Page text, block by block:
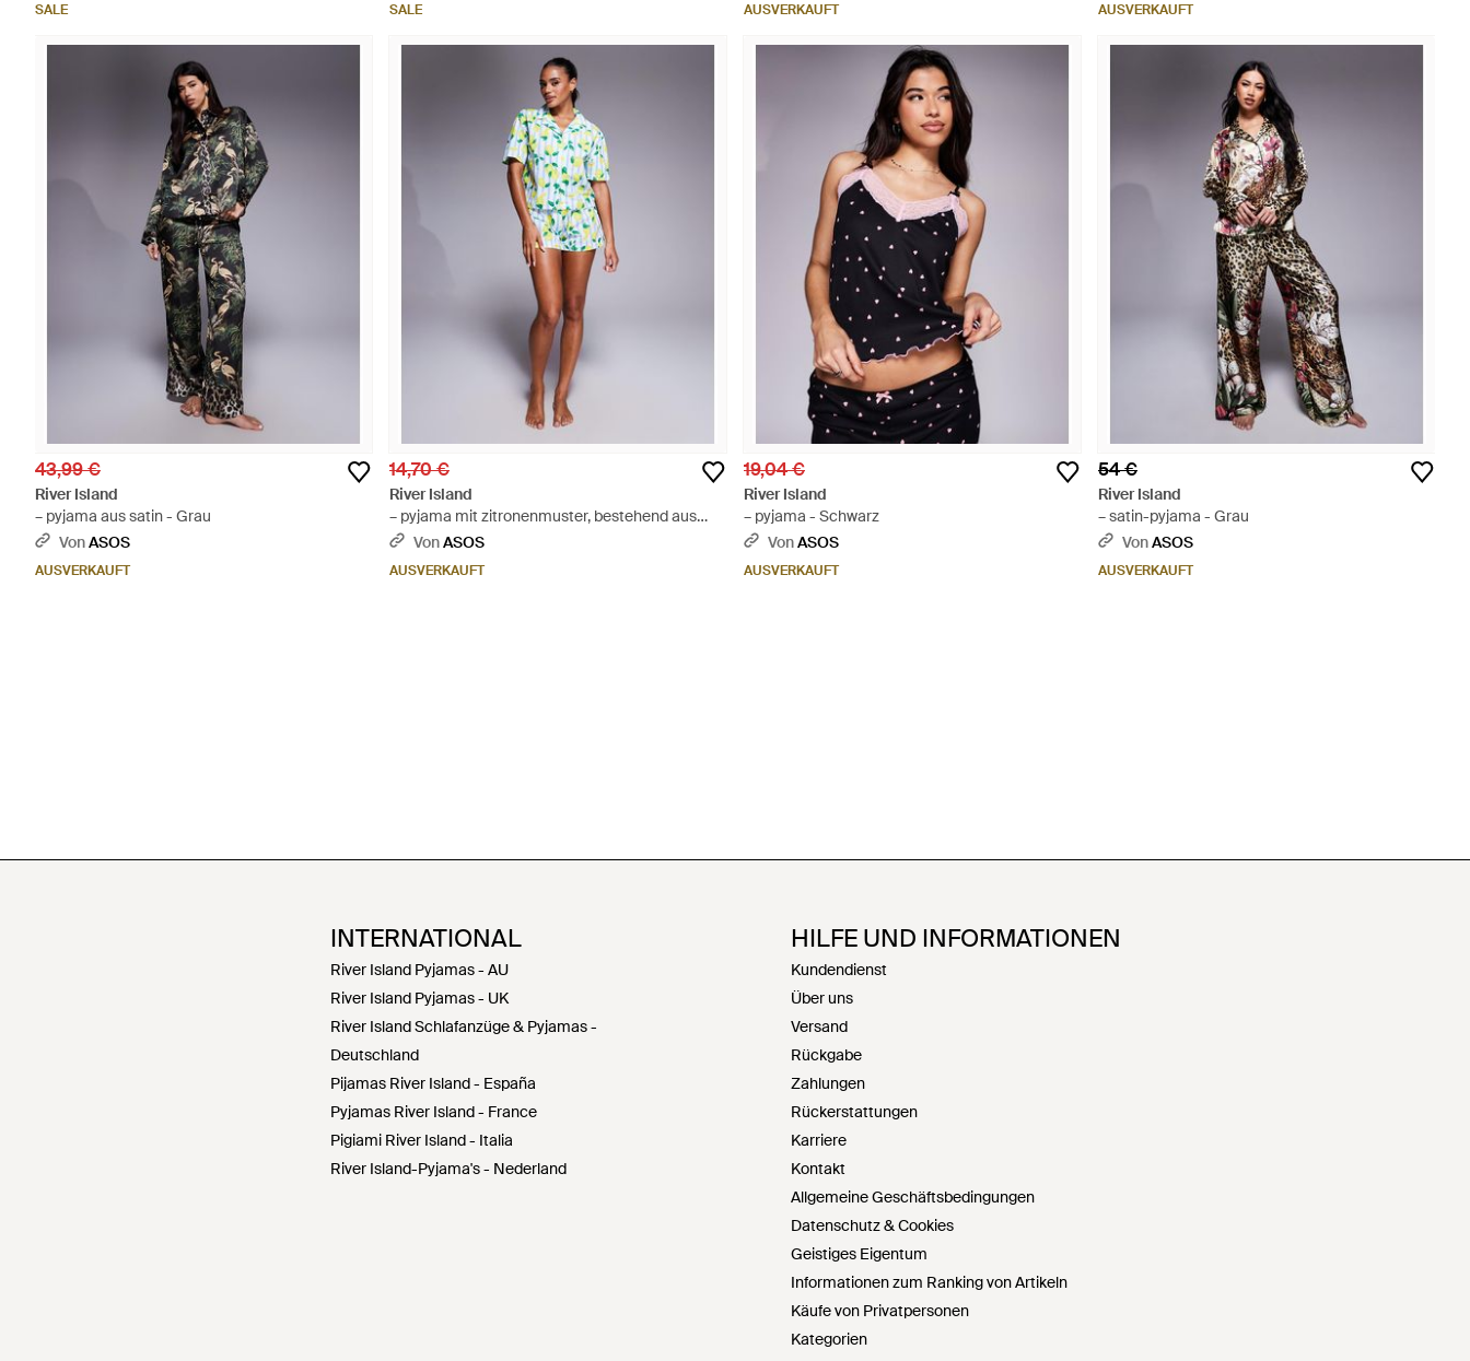
SALE SALE AUSVERKAUFT AUSVERKAUFT
43,99 €
River Island
– pyjama aus satin - Grau
VonASOS
AUSVERKAUFT
14,70 €
River Island
– pyjama mit zitronenmuster, bestehend aus
hemd und shorts - Weiß
VonASOS
AUSVERKAUFT
19,04 €
River Island
– pyjama - Schwarz
VonASOS
AUSVERKAUFT
54 €
River Island
– satin-pyjama - Grau
VonASOS
AUSVERKAUFT
INTERNATIONAL
River Island Pyjamas - AU
River Island Pyjamas - UK
River Island Schlafanzüge & Pyjamas -
Deutschland
Pijamas River Island - España
Pyjamas River Island - France
Pigiami River Island - Italia
River Island-Pyjama's - Nederland
HILFE UND INFORMATIONEN
Kundendienst
Über uns
Versand
Rückgabe
Zahlungen
Rückerstattungen
Karriere
Kontakt
Allgemeine Geschäftsbedingungen
Datenschutz & Cookies
Geistiges Eigentum
Informationen zum Ranking von Artikeln
Käufe von Privatpersonen
Kategorien